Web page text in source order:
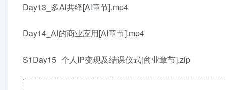
Day13_多Al共绎[Al章节].mp4
Day14_Al的商业应用[AI章节].mp4
S1Day15_个人IP变现及结课仪式[商业章节].zip